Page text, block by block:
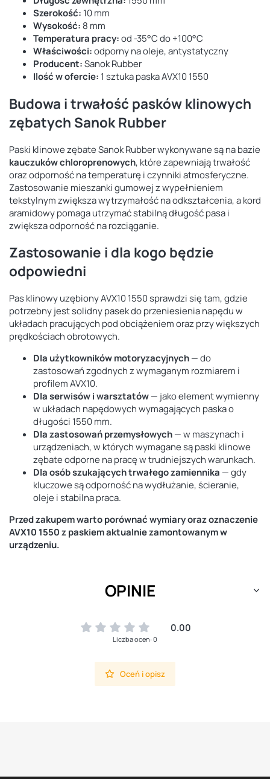
Szerokość: 10 mm
Wysokość: 8 mm
Temperatura pracy:od -35°C do +100°C
Właściwości:odporny na oleje, antystatyczny
Producent:Sanok Rubber
Ilość w ofercie: 1 sztuka paska AVX10 1550
Budowa i trwałość pasków klinowych
zębatych Sanok Rubber
Paski klinowe zębate Sanok Rubber wykonywane są na bazie
kauczuków chloroprenowych, które zapewniają trwałość
oraz odporność na temperaturę i czynniki atmosferyczne.
Zastosowanie mieszanki gumowej z wypełnieniem
tekstylnym zwiększa wytrzymałość na odkształcenia, a kord
aramidowy pomaga utrzymać stabilną długość pasa i
zwiększa odporność na rozciąganie.
Zastosowanie i dla kogo będzie
odpowiedni
Pas klinowy uzębiony AVX10 1550 sprawdzi się tam, gdzie
potrzebny jest solidny pasek do przeniesienia napędu w
układach pracujących pod obciążeniem oraz przy większych
prędkościach obrotowych.
Dla użytkowników motoryzacyjnych— do
zastosowań zgodnych z wymaganym rozmiarem i
profilem AVX10.
Dla serwisów i warsztatów— jako element wymienny
w układach napędowych wymagających paska o
długości 1550 mm.
Dla zastosowań przemysłowych— w maszynach i
urządzeniach, w których wymagane są paski klinowe
zębate odporne na pracę w trudniejszych warunkach.
Dla osób szukających trwałego zamiennika — gdy
kluczowe są odporność na wydłużanie, ścieranie,
oleje i stabilna praca.
Przed zakupem warto porównać wymiary oraz oznaczenie
AVX10 1550 z paskiem aktualnie zamontowanym w
urządzeniu.
OPINIE
0.00
Liczba ocen: 0
Oceń i opisz